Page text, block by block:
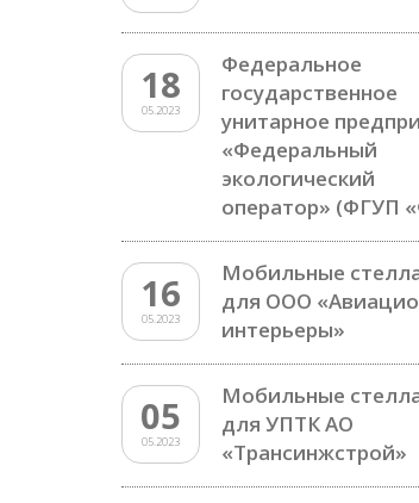
18
05.2023
Федеральное
государственное
унитарное
«Федеральный
экологический
оператор» (ФГУП
16
05.2023
Мобильные
для ООО
интерьеры»
05
05.2023
Мобильные
для УПТК АО
«Трансинжстрой»